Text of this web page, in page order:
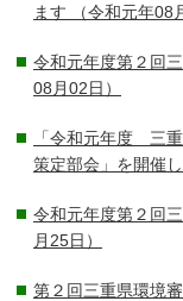
ます （令和元年08
令和元年度第２回
08月02日）
「令和元年度 三
策定部会」を開催
令和元年度第２回
月25日）
第２回三重県環境